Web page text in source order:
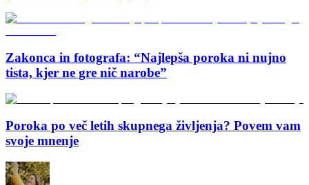
Zakonca in fotografa: “Najlepša poroka ni nujno
tista, kjer ne gre nič narobe”
Poroka po več letih skupnega življenja? Povem vam
svoje mnenje